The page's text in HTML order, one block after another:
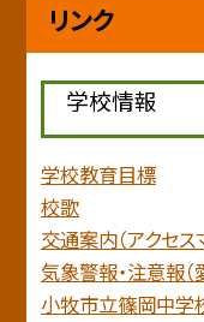
リンク
学校情報
学校教育目標
校歌
交通案内（アクセス
気象警報・注意報（
小牧市立篠岡中学